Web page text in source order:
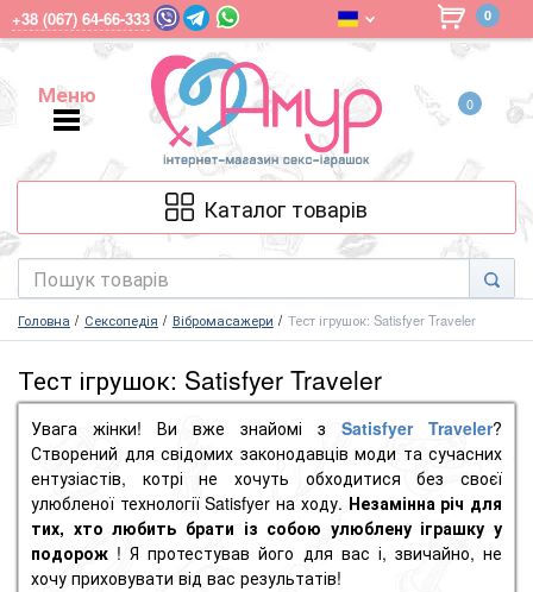
+38 (067) 64-66-333 0
Меню
Меню
0
Каталог товарів
Головна Сексопедія Вібромасажери Тест ігрушок: Satisfyer Traveler
Тест ігрушок: Satisfyer Traveler
Увага жінки! Ви вже знайомі з Satisfyer Traveler?
Створений для свідомих законодавців моди та сучасних
ентузіастів, котрі не хочуть обходитися без своєї
улюбленої технології Satisfyer на ходу. Незамінна річ для
тих, хто любить брати із собою улюблену іграшку у
подорож ! Я протестував його для вас і, звичайно, не
хочу приховувати від вас результатів!